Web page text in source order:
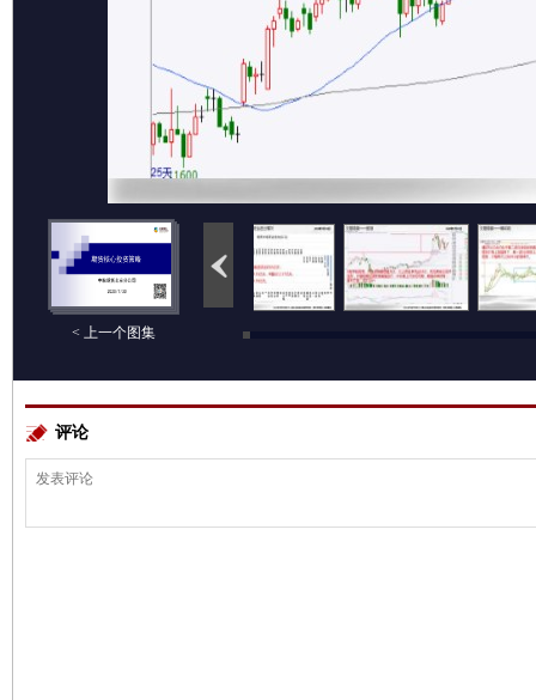
< 上一个图集
评论